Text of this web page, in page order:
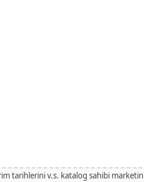
tarihlerini v.s. katalog sahibi